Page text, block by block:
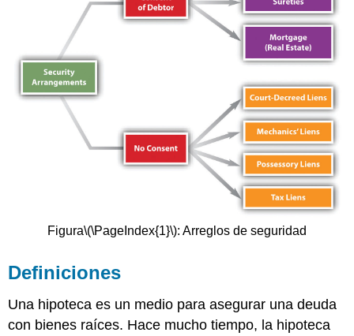
Figura\(\PageIndex{1}\): Arreglos de seguridad
Definiciones
Una hipoteca es un medio para asegurar una deuda
con bienes raíces. Hace mucho tiempo, la hipoteca